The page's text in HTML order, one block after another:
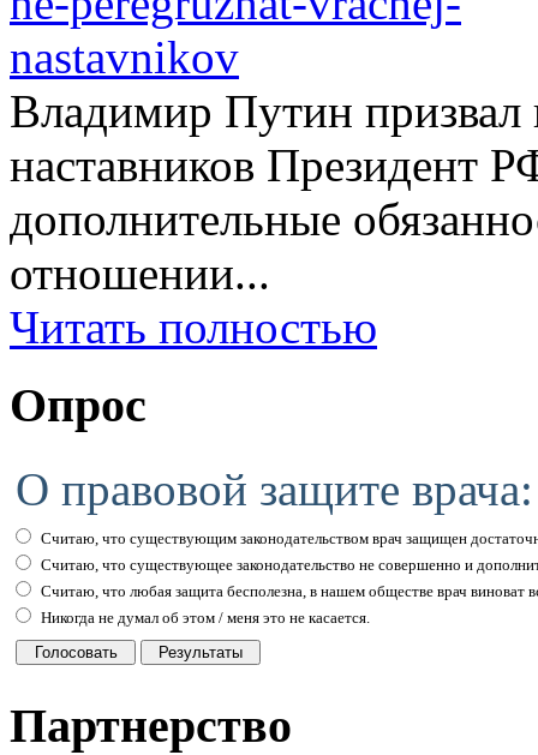
Владимир Путин призвал
наставников Президент
дополнительные
отношении...
Читать полностью
Опрос
О правовой защите врача:
Считаю, что существующим законодательством врач защищен
Считаю, что существующее законодательство не совершенно и
Считаю, что любая защита бесполезна, в нашем обществе врач виноват
Никогда не думал об этом / меня это не касается.
Партнерство